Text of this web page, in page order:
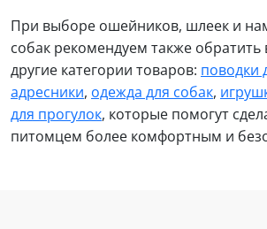
При выборе ошейников, шлеек и
собак рекомендуем также
другие категории товаров: поводки
адресники, одежда для собак,
для прогулок, которые помогут
питомцем более комфортным и